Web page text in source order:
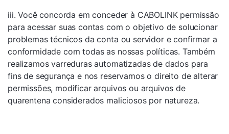
iii. Você concorda em conceder à CABOLINK permissão
para acessar suas contas com o objetivo de solucionar
problemas técnicos da conta ou servidor e confirmar a
conformidade com todas as nossas políticas. Também
realizamos varreduras automatizadas de dados para
fins de segurança e nos reservamos o direito de alterar
permissões, modificar arquivos ou arquivos de
quarentena considerados maliciosos por natureza.